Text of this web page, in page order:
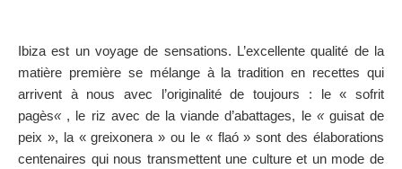
Ibiza est un voyage de sensations. L’excellente qualité de la
matière première se mélange à la tradition en recettes qui
arrivent à nous avec l’originalité de toujours : le « sofrit
pagès« , le riz avec de la viande d’abattages, le « guisat de
peix », la « greixonera » ou le « flaó » sont des élaborations
centenaires qui nous transmettent une culture et un mode de